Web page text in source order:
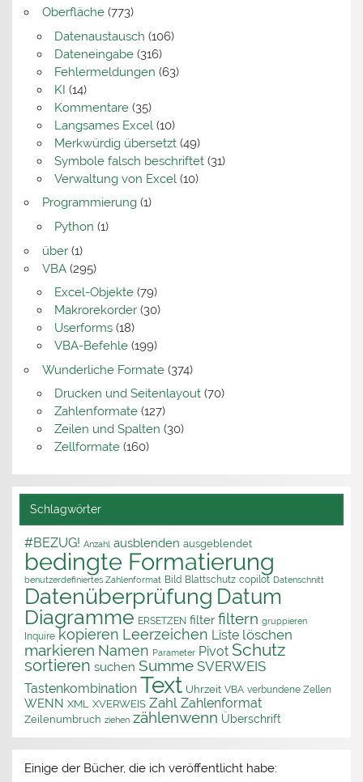
Oberfläche(773)
Datenaustausch (106)
Dateneingabe(316)
Fehlermeldungen (63)
KI (14)
Kommentare(35)
Langsames Excel(10)
Merkwürdig übersetzt(49)
Symbole falsch beschriftet(31)
Verwaltung von Excel(10)
Programmierung(1)
Python (1)
über(1)
VBA(295)
Excel-Objekte(79)
Makrorekorder(30)
Userforms(18)
VBA-Befehle(199)
Wunderliche Formate(374)
Drucken und Seitenlayout(70)
Zahlenformate(127)
Zeilen und Spalten (30)
Zellformate(160)
Schlagwörter
#BEZUG! Anzahl ausblenden ausgeblendet
bedingte Formatierung
benutzerdefiniertes Zahlenformat Bild Blattschutz copilot Datenschnitt
Datenüberprüfung Datum
Diagramme ERSETZEN filter filtern gruppieren
Inquire kopieren Leerzeichen Liste löschen
markieren Namen Parameter Pivot Schutz
sortieren suchen Summe SVERWEIS
Tastenkombination Text Uhrzeit VBA verbundene Zellen
WENN XML XVERWEIS Zahl Zahlenformat
Zeilenumbruch ziehen zählenwenn Überschrift
Einige der Bücher, die ich veröffentlicht habe: